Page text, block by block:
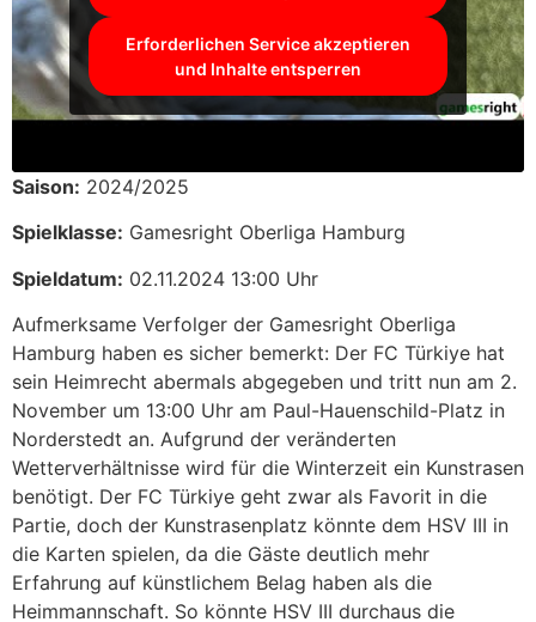
Erforderlichen Service akzeptieren
und Inhalte entsperren
Saison: 2024/2025
Spielklasse: Gamesright Oberliga Hamburg
Spieldatum: 02.11.2024 13:00 Uhr
Aufmerksame Verfolger der Gamesright Oberliga
Hamburg haben es sicher bemerkt: Der FC Türkiye hat
sein Heimrecht abermals abgegeben und tritt nun am 2.
November um 13:00 Uhr am Paul-Hauenschild-Platz in
Norderstedt an. Aufgrund der veränderten
Wetterverhältnisse wird für die Winterzeit ein Kunstrasen
benötigt. Der FC Türkiye geht zwar als Favorit in die
Partie, doch der Kunstrasenplatz könnte dem HSV III in
die Karten spielen, da die Gäste deutlich mehr
Erfahrung auf künstlichem Belag haben als die
Heimmannschaft. So könnte HSV III durchaus die